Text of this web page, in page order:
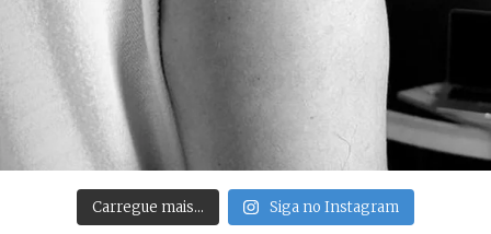
Carregue mais… Siga no Instagram